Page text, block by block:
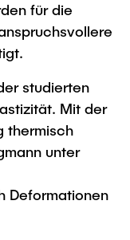
für die
studierten
Mit der
thermisch
unter
Deformationen